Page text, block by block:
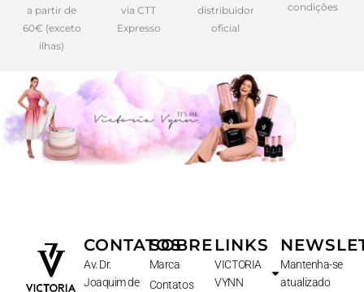
a partir de
60€ (exceto
ilhas)
via CTT
Expresso
distribuidor
oficial
condições
CONTATOS
Av. Dr.
Joaquim de
SOBRE
Marca
Contatos
LINKS
VICTORIA
VYNN
Mantenha-se
atualizado